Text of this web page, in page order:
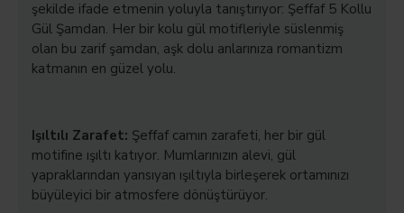
şekilde ifade etmenin yoluyla tanıştırıyor: Şeffaf 5 Kollu
Gül Şamdan. Her bir kolu gül motifleriyle süslenmiş
olan bu zarif şamdan, aşk dolu anlarınıza romantizm
katmanın en güzel yolu.
Işıltılı Zarafet: Şeffaf camın zarafeti, her bir gül
motifine ışıltı katıyor. Mumlarınızın alevi, gül
yapraklarından yansıyan ışıltıyla birleşerek ortamınızı
büyüleyici bir atmosfere dönüştürüyor.